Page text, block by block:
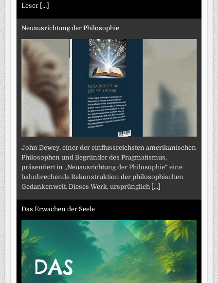
Leser [...]
Neuausrichtung der Philosophie
John Dewey, einer der einflussreichsten amerikanischen
Philosophen und Begründer des Pragmatismus,
präsentiert in „Neuausrichtung der Philosophie“ eine
bahnbrechende Rekonstruktion der philosophischen
Gedankenwelt. Dieses Werk, ursprünglich
[...]
Das Erwachen der Seele